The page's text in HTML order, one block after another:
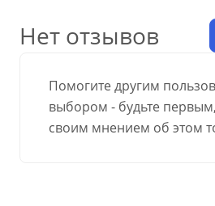
Помогите другим
выбором - будьте
своим мнением об этом
Нет отзывов